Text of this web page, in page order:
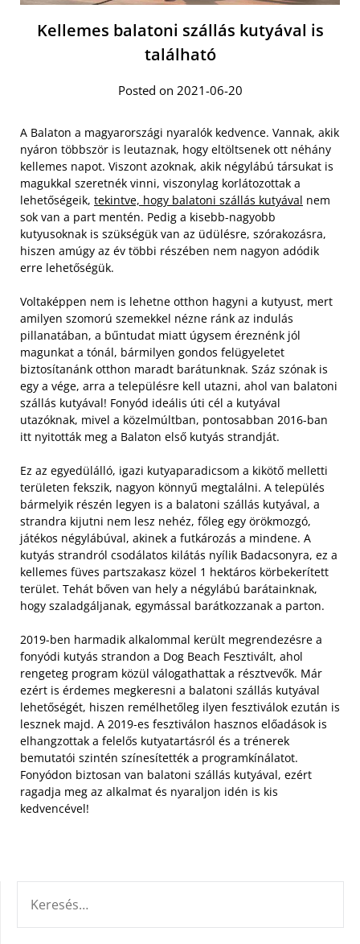
Kellemes balatoni szállás kutyával is
található
Posted on 2021-06-20
A Balaton a magyarországi nyaralók kedvence. Vannak, akik
nyáron többször is leutaznak, hogy eltöltsenek ott néhány
kellemes napot. Viszont azoknak, akik négylábú társukat is
magukkal szeretnék vinni, viszonylag korlátozottak a
lehetőségeik, tekintve, hogy balatoni szállás kutyával nem
sok van a part mentén. Pedig a kisebb-nagyobb
kutyusoknak is szükségük van az üdülésre, szórakozásra,
hiszen amúgy az év többi részében nem nagyon adódik
erre lehetőségük.
Voltaképpen nem is lehetne otthon hagyni a kutyust, mert
amilyen szomorú szemekkel nézne ránk az indulás
pillanatában, a bűntudat miatt úgysem éreznénk jól
magunkat a tónál, bármilyen gondos felügyeletet
biztosítanánk otthon maradt barátunknak. Száz szónak is
egy a vége, arra a településre kell utazni, ahol van balatoni
szállás kutyával! Fonyód ideális úti cél a kutyával
utazóknak, mivel a közelmúltban, pontosabban 2016-ban
itt nyitották meg a Balaton első kutyás strandját.
Ez az egyedülálló, igazi kutyaparadicsom a kikötő melletti
területen fekszik, nagyon könnyű megtalálni. A település
bármelyik részén legyen is a balatoni szállás kutyával, a
strandra kijutni nem lesz nehéz, főleg egy örökmozgó,
játékos négylábúval, akinek a futkározás a mindene. A
kutyás strandról csodálatos kilátás nyílik Badacsonyra, ez a
kellemes füves partszakasz közel 1 hektáros körbekerített
terület. Tehát bőven van hely a négylábú barátainknak,
hogy szaladgáljanak, egymással barátkozzanak a parton.
2019-ben harmadik alkalommal került megrendezésre a
fonyódi kutyás strandon a Dog Beach Fesztivált, ahol
rengeteg program közül válogathattak a résztvevők. Már
ezért is érdemes megkeresni a balatoni szállás kutyával
lehetőségét, hiszen remélhetőleg ilyen fesztiválok ezután is
lesznek majd. A 2019-es fesztiválon hasznos előadások is
elhangzottak a felelős kutyatartásról és a trénerek
bemutatói szintén színesítették a programkínálatot.
Fonyódon biztosan van balatoni szállás kutyával, ezért
ragadja meg az alkalmat és nyaraljon idén is kis
kedvencével!